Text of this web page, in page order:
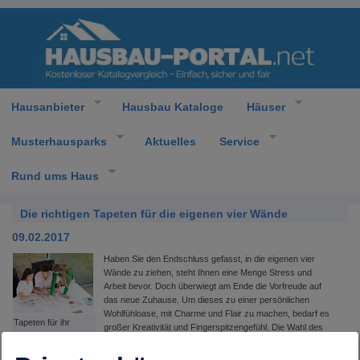
Hausanbieter Hausbau Kataloge Häuser
Musterhausparks Aktuelles Service
Rund ums Haus
Die richtigen Tapeten für die eigenen vier Wände
09.02.2017
Tapeten für ihr
Haben Sie den Endschluss gefasst, in die eigenen vier
Wände zu ziehen, steht Ihnen eine Menge Stress und
Arbeit bevor. Doch überwiegt am Ende die Vorfreude auf
das neue Zuhause. Um dieses zu einer persönlichen
Wohlfühloase, mit Charme und Flair zu machen, bedarf es
großer Kreativität und Fingerspitzengefühl. Die Wahl des